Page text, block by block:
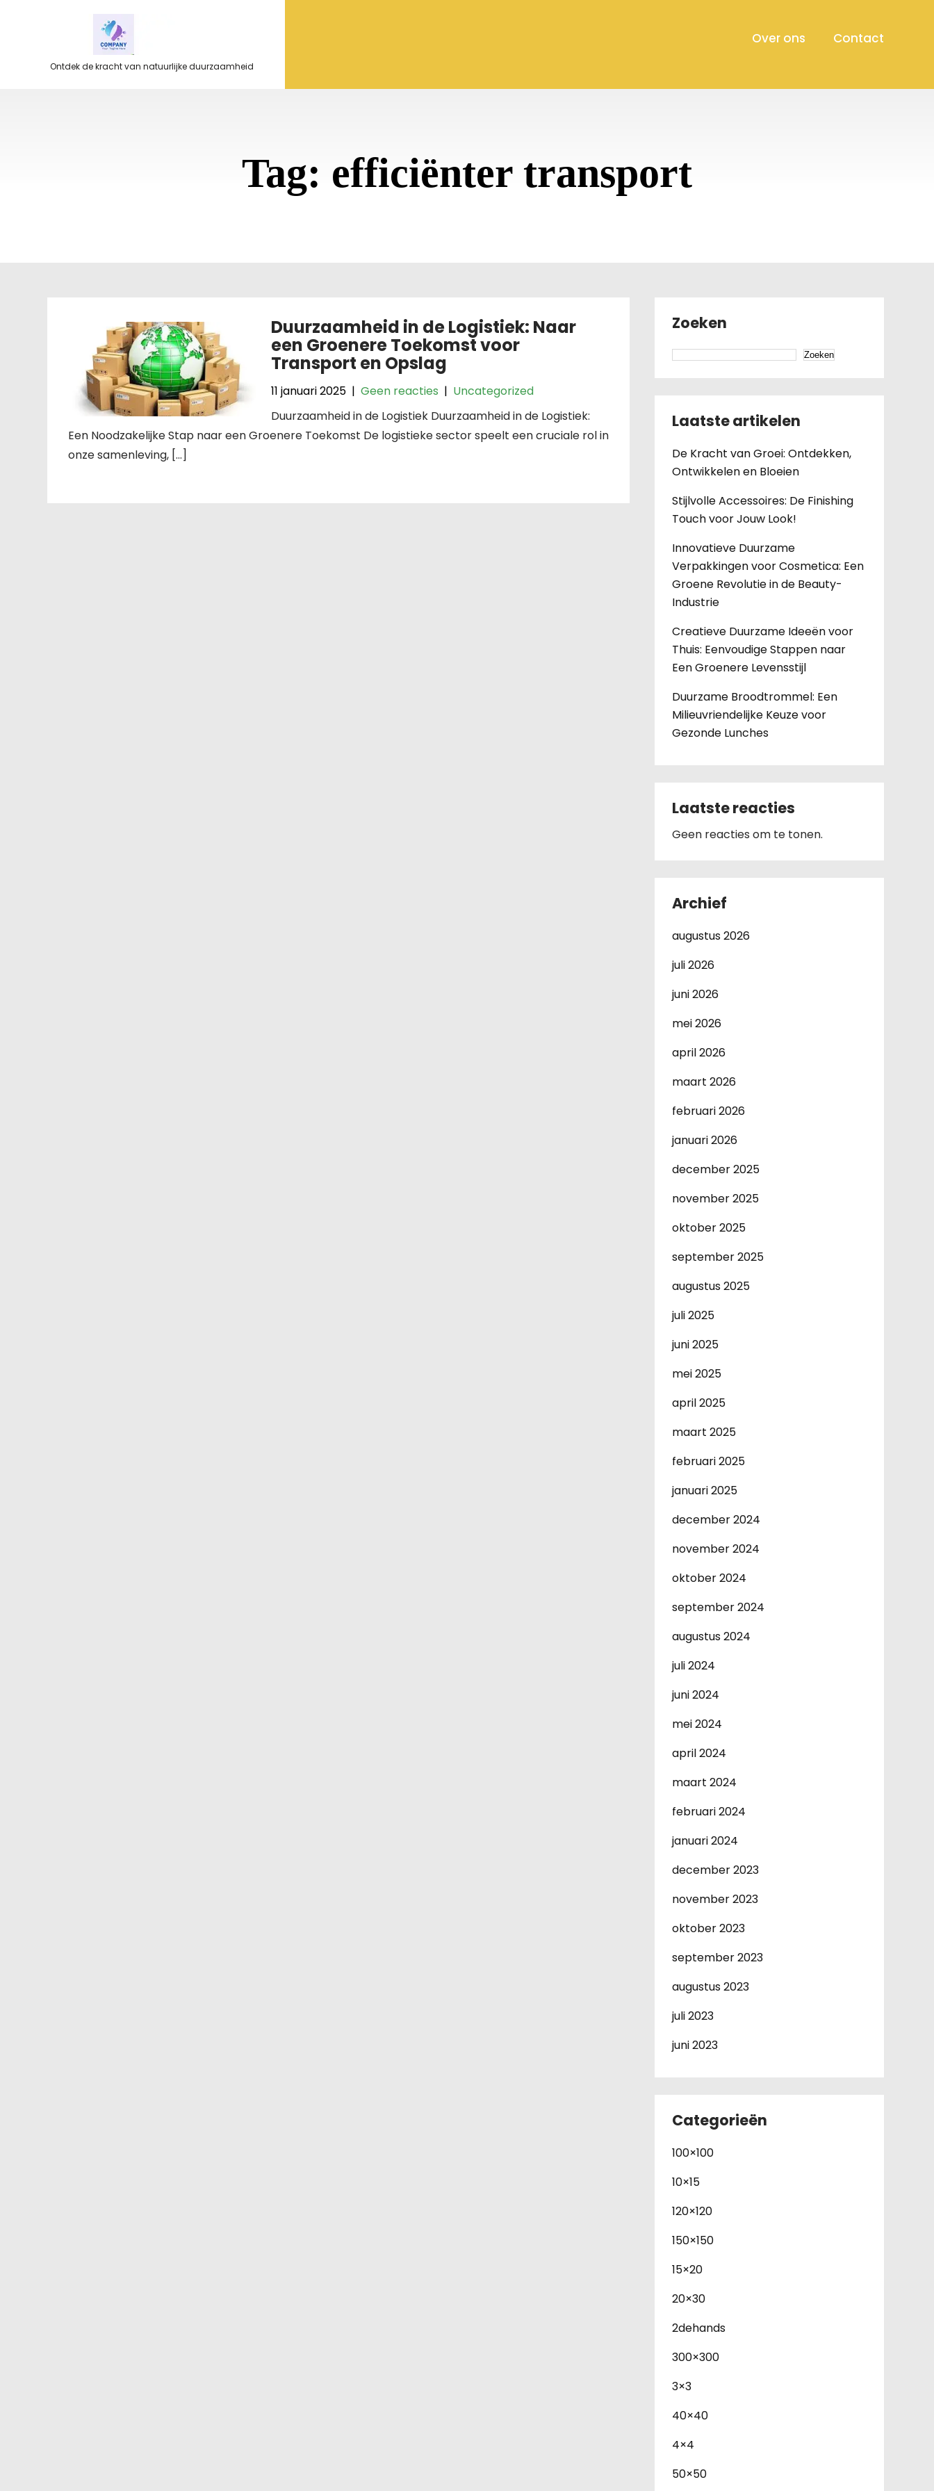
Ontdek de kracht van natuurlijke duurzaamheid
Over ons Contact
Tag: efficiënter transport
Duurzaamheid in de Logistiek: Naar
een Groenere Toekomst voor
Transport en Opslag
11 januari 2025 |Geen reacties | Uncategorized
Duurzaamheid in de Logistiek Duurzaamheid in de Logistiek:
Een Noodzakelijke Stap naar een Groenere Toekomst De logistieke sector speelt een cruciale rol in
onze samenleving, […]
Zoeken
Zoeken
Laatste artikelen
De Kracht van Groei: Ontdekken,
Ontwikkelen en Bloeien
Stijlvolle Accessoires: De Finishing
Touch voor Jouw Look!
Innovatieve Duurzame
Verpakkingen voor Cosmetica: Een
Groene Revolutie in de Beauty-
Industrie
Creatieve Duurzame Ideeën voor
Thuis: Eenvoudige Stappen naar
Een Groenere Levensstijl
Duurzame Broodtrommel: Een
Milieuvriendelijke Keuze voor
Gezonde Lunches
Laatste reacties
Geen reacties om te tonen.
Archief
augustus 2026
juli 2026
juni 2026
mei 2026
april 2026
maart 2026
februari 2026
januari 2026
december 2025
november 2025
oktober 2025
september 2025
augustus 2025
juli 2025
juni 2025
mei 2025
april 2025
maart 2025
februari 2025
januari 2025
december 2024
november 2024
oktober 2024
september 2024
augustus 2024
juli 2024
juni 2024
mei 2024
april 2024
maart 2024
februari 2024
januari 2024
december 2023
november 2023
oktober 2023
september 2023
augustus 2023
juli 2023
juni 2023
Categorieën
100×100
10×15
120×120
150×150
15×20
20×30
2dehands
300×300
3×3
40×40
4×4
50×50